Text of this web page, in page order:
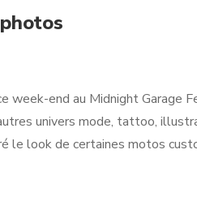
week-end au Midnight Garage
univers mode, tattoo,
le look de certaines motos